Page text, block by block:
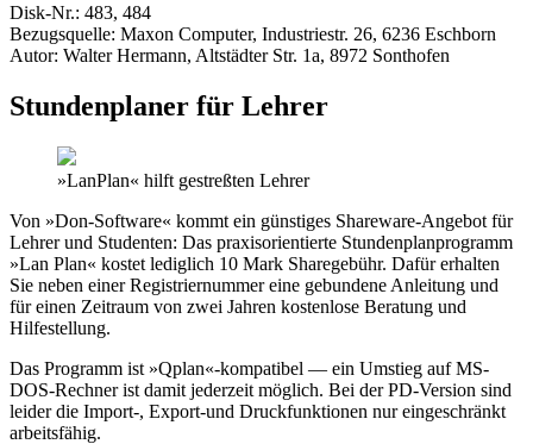
Disk-Nr.: 483, 484
Bezugsquelle: Maxon Computer, Industriestr. 26, 6236 Eschborn
Autor: Walter Hermann, Altstädter Str. 1a, 8972 Sonthofen
Stundenplaner für Lehrer
»LanPlan« hilft gestreßten Lehrer
Von »Don-Software« kommt ein günstiges Shareware-Angebot für
Lehrer und Studenten: Das praxisorientierte Stundenplanprogramm
»Lan Plan« kostet lediglich 10 Mark Sharegebühr. Dafür erhalten
Sie neben einer Registriernummer eine gebundene Anleitung und
für einen Zeitraum von zwei Jahren kostenlose Beratung und
Hilfestellung.
Das Programm ist »Qplan«-kompatibel — ein Umstieg auf MS-
DOS-Rechner ist damit jederzeit möglich. Bei der PD-Version sind
leider die Import-, Export-und Druckfunktionen nur eingeschränkt
arbeitsfähig.